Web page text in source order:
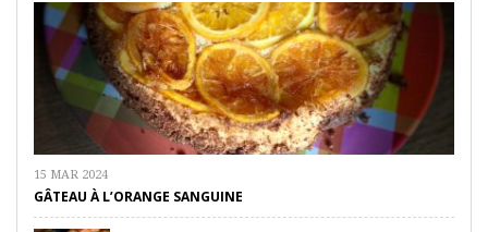
15 MAR 2024
GÂTEAU À L’ORANGE SANGUINE